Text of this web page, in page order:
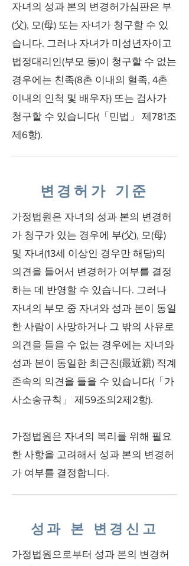
자녀의 성과 본의 변경허가심판은 부
(父), 모(母) 또는 자녀가 청구할 수 있
습니다. 그러나 자녀가 미성년자이고
법정대리인(부모 등)이 청구할 수 없는
경우에는 친족(8촌 이내의 혈족, 4촌
이내의 인척 및 배우자) 또는 검사가
청구할 수 있습니다(「민법」 제781조
제6항).
변경허가 기준
가정법원은 자녀의 성과 본의 변경허
가 청구가 있는 경우에 부(父), 모(母)
및 자녀(13세 이상인 경우만 해당)의
의견을 들어서 변경허가 여부를 결정
하는 데 반영할 수 있습니다. 그러나
자녀의 부모 중 자녀와 성과 본이 동일
한 사람이 사망하거나 그 밖의 사유로
의견을 들을 수 없는 경우에는 자녀와
성과 본이 동일한 최근친(最近親) 직계
존속의 의견을 들을 수 있습니다(「가
사소송규칙」 제59조의2제2항).
가정법원은 자녀의 복리를 위해 필요
한 사항을 고려해서 성과 본의 변경허
가 여부를 결정합니다.
성과 본 변경신고
가정법원으로부터 성과 본의 변경허